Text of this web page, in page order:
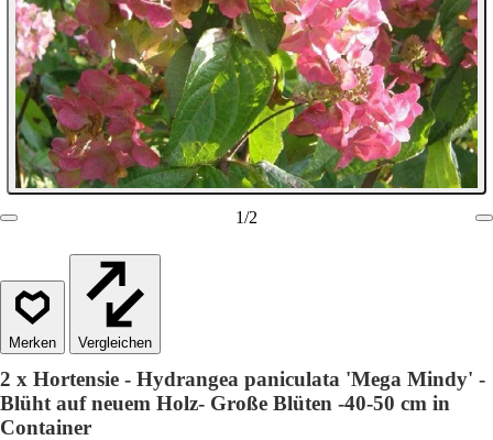
1/2
Vergleichen
2 x Hortensie - Hydrangea paniculata 'Mega Mindy' -
Blüht auf neuem Holz- Große Blüten -40-50 cm in
Container